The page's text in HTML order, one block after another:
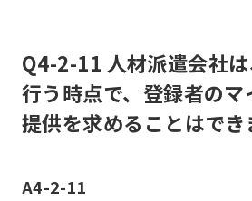
Q4-2-11 人材派遣会社
行う時点で、登録者のマ
提供を求めることはでき
A4-2-11